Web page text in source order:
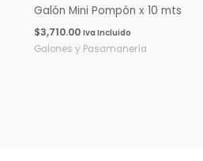
Galón Mini Pompón x 10 mts
$3,710.00 Iva Incluido
Galones y Pasamanería